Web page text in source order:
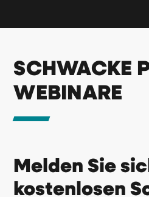
SCHWACKE
WEBINARE
Melden Sie
kostenlosen